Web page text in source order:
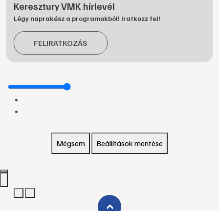
Keresztury VMK hírlevél
Légy naprakész a programokból! Iratkozz fel!
FELIRATKOZÁS
Mégsem Beállítások mentése
›